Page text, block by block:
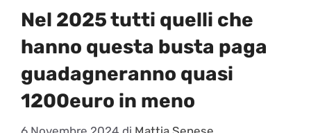
Nel 2025 tutti quelli che
hanno questa busta paga
guadagneranno quasi
1200euro in meno